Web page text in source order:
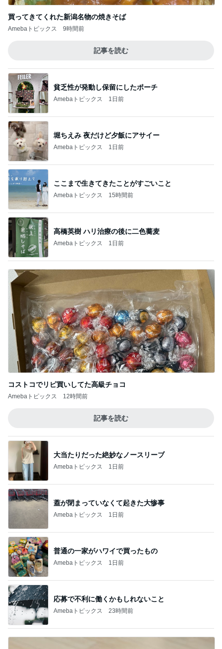
買ってきてくれた新潟名物の焼きそば
Amebaトピックス 9時間前
記事を読む
貧乏性が発動し保留にしたポーチ
Amebaトピックス 1日前
堀ちえみ 夜だけど夕飯にアサイー
Amebaトピックス 1日前
ここまで生きてきたことがすごいこと
Amebaトピックス 15時間前
高橋英樹 ハリ治療の後に二色蕎麦
Amebaトピックス 1日前
コストコでリピ買いしてた高級チョコ
Amebaトピックス 12時間前
記事を読む
大当たりだった絶妙なノースリーブ
Amebaトピックス 1日前
蓋が閉まっていなくて起きた大惨事
Amebaトピックス 1日前
普通の一家がハワイで買ったもの
Amebaトピックス 1日前
応募で不利に働くかもしれないこと
Amebaトピックス 23時間前